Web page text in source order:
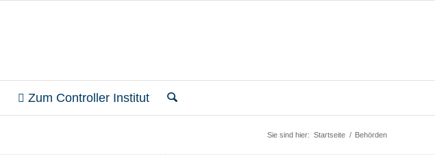
Zum Controller Institut
Sie sind hier: Startseite / Behörden